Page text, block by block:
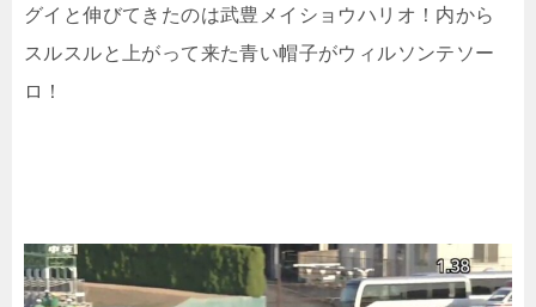
グイと伸びてきたのは武豊メイショウハリオ！内から
スルスルと上がって来た青い帽子がウィルソンテソー
ロ！